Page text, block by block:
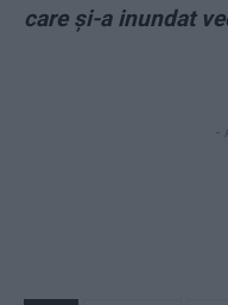
care și-a inundat
-